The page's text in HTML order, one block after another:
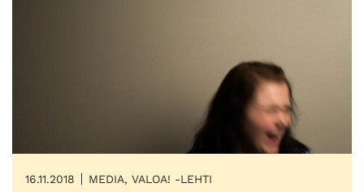
16.11.2018 MEDIA, VALOA! -LEHTI